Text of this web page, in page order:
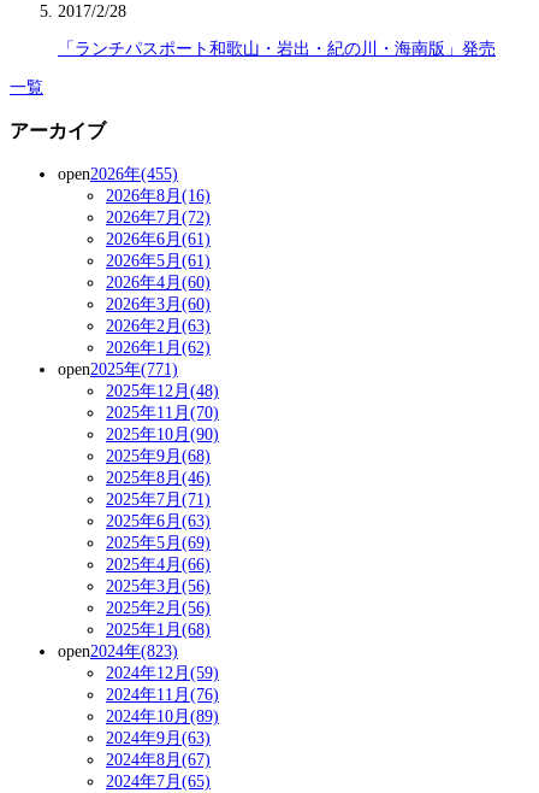
2017/2/28
「ランチパスポート和歌山・岩出・紀の川・海南版」発売
一覧
アーカイブ
open2026年(455)
2026年8月(16)
2026年7月(72)
2026年6月(61)
2026年5月(61)
2026年4月(60)
2026年3月(60)
2026年2月(63)
2026年1月(62)
open2025年(771)
2025年12月(48)
2025年11月(70)
2025年10月(90)
2025年9月(68)
2025年8月(46)
2025年7月(71)
2025年6月(63)
2025年5月(69)
2025年4月(66)
2025年3月(56)
2025年2月(56)
2025年1月(68)
open2024年(823)
2024年12月(59)
2024年11月(76)
2024年10月(89)
2024年9月(63)
2024年8月(67)
2024年7月(65)